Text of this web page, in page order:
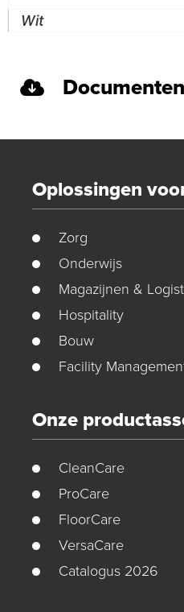
Wit
Oplossingen
Zorg
Onderwijs
Magazijnen &
Hospitality
Bouw
Facility
Onze
CleanCare
ProCare
FloorCare
VersaCare
Catalogus 2026